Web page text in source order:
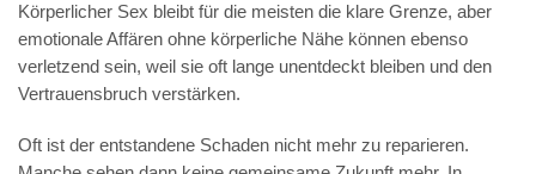
Körperlicher Sex bleibt für die meisten die klare Grenze, aber
emotionale Affären ohne körperliche Nähe können ebenso
verletzend sein, weil sie oft lange unentdeckt bleiben und den
Vertrauensbruch verstärken.
Oft ist der entstandene Schaden nicht mehr zu reparieren.